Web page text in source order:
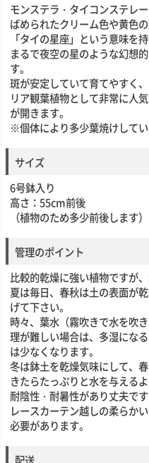
モンステラ・タイコンステレ
ばめられたクリーム色や黄色
「タイの星座」という意味を持
まるで夜空の星のような幻想
す。
斑が安定していて育てやすく
リア観葉植物として非常に人
が開きます。
※個体により多少葉焼けしてい
サイズ
6号鉢入り
高さ：55cm前後
（植物のため多少前後します）
管理のポイント
比較的乾燥に強い植物ですが、
夏は毎日、春秋は土の表面が
げて下さい。
時々、葉水（霧吹きで水を吹
理が難しい場合は、多湿にな
は少なくなります。
冬は鉢土を乾燥気味にして、
きたらたっぷりと水を与える
耐陰性・耐暑性があり丈夫で
レースカーテン越しの柔らか
必要があります。
配送